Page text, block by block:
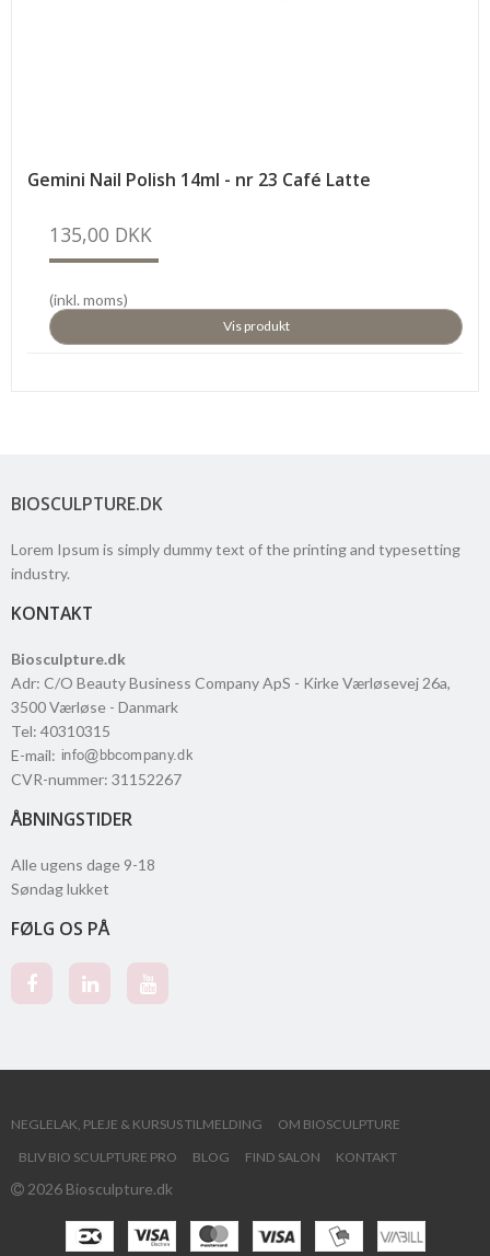
Gemini Nail Polish 14ml - nr 23 Café Latte
135,00 DKK
(inkl. moms)
Vis produkt
BIOSCULPTURE.DK
Lorem Ipsum is simply dummy text of the printing and typesetting
industry.
KONTAKT
Biosculpture.dk
Adr: C/O Beauty Business Company ApS - Kirke Værløsevej 26a,
3500Værløse - Danmark
Tel: 40310315
E-mail:
CVR-nummer: 31152267
ÅBNINGSTIDER
Alle ugens dage 9-18
Søndag lukket
FØLG OS PÅ
NEGLELAK, PLEJE & KURSUS TILMELDING OM BIOSCULPTURE
BLIV BIO SCULPTURE PRO BLOG FIND SALON KONTAKT
2026 Biosculpture.dk